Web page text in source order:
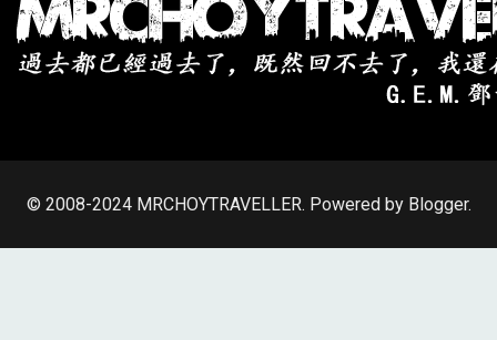
© 2008-2024 MRCHOYTRAVELLER. Powered by Blogger.